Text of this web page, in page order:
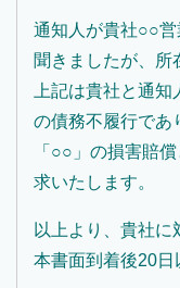
通知人が貴社○○
聞きましたが、所
上記は貴社と通
の債務不履行であ
「○○」の損害賠
求いたします。
以上より、貴社
本書面到着後20日